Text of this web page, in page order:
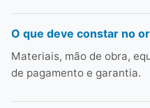
O que deve constar no
Materiais, mão de obra,
de pagamento e garantia.